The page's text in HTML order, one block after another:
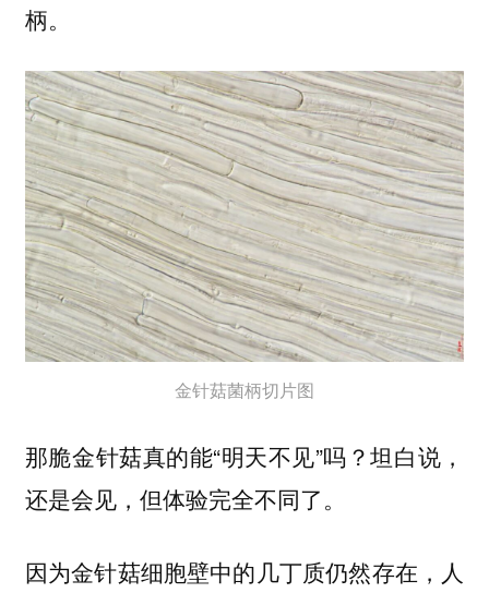
柄。
金针菇菌柄切片图
那脆金针菇真的能“明天不见”吗？坦白说，
还是会见，但体验完全不同了。
因为金针菇细胞壁中的几丁质仍然存在，人